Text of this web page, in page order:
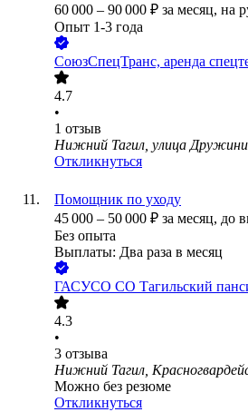
60 000 – 90 000 ₽ за месяц, на
Опыт 1-3 года
СоюзСпецТранс, аренда
4.7
•
1 отзыв
Нижний Тагил, улица
Откликнуться
Помощник по уходу
45 000 – 50 000 ₽ за месяц, до
Без опыта
Выплаты: Два раза в месяц
ГАСУСО СО Тагильский
4.3
•
3 отзыва
Нижний Тагил,
Можно без резюме
Откликнуться